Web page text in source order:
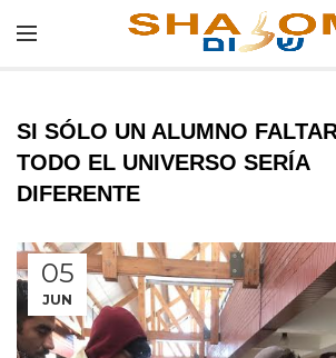
SI SÓLO UN ALUMNO
TODO EL UNIVERSO SERÍA
DIFERENTE
05
JUN